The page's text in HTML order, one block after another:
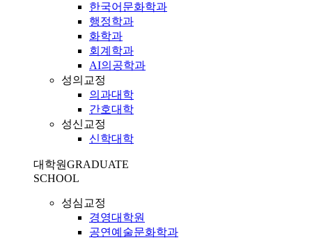
한국어문화학과
행정학과
화학과
회계학과
AI의공학과
성의교정
의과대학
간호대학
성신교정
신학대학
대학원GRADUATE
SCHOOL
성심교정
경영대학원
공연예술문화학과